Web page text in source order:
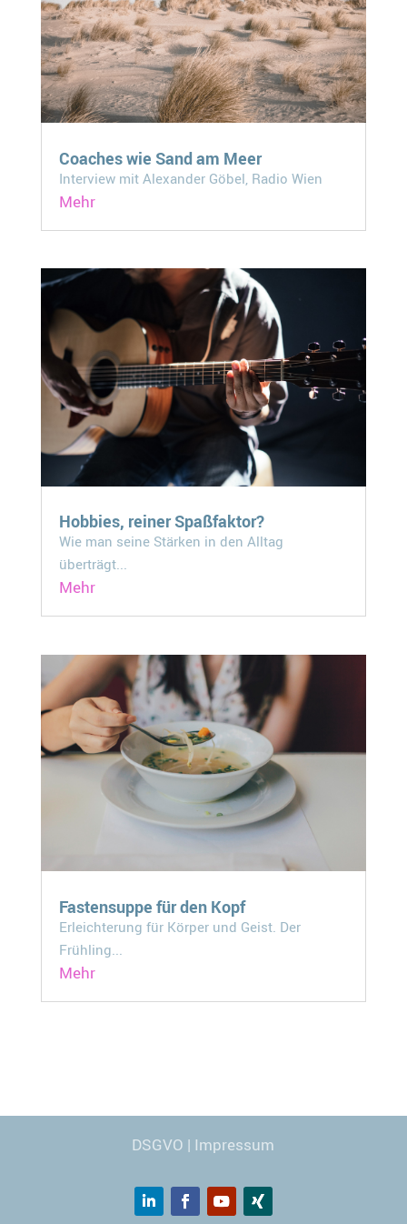
Coaches wie Sand am Meer
Interview mit Alexander Göbel, Radio Wien
Mehr
Hobbies, reiner Spaßfaktor?
Wie man seine Stärken in den Alltag
überträgt...
Mehr
Fastensuppe für den Kopf
Erleichterung für Körper und Geist. Der
Frühling...
Mehr
DSGVO | Impressum